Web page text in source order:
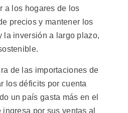
a los hogares de los
precios y mantener los
la inversión a largo plazo,
de las importaciones de
los déficits por cuenta
un país gasta más en el
por sus ventas al